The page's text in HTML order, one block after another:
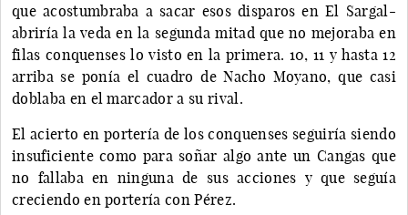
que acostumbraba a sacar esos disparos en El Sargal-
abriría la veda en la segunda mitad que no mejoraba en
filas conquenses lo visto en la primera. 10, 11 y hasta 12
arriba se ponía el cuadro de Nacho Moyano, que casi
doblaba en el marcador a su rival.
El acierto en portería de los conquenses seguiría siendo
insuficiente como para soñar algo ante un Cangas que
no fallaba en ninguna de sus acciones y que seguía
creciendo en portería con Pérez.